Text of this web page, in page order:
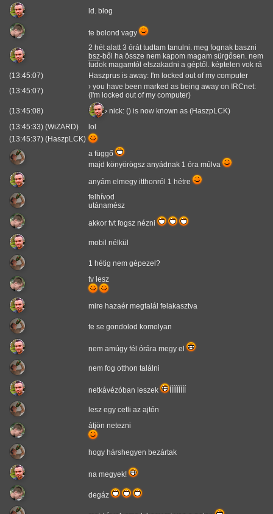
ld. blog
te bolond vagy
2 hét alatt 3 órát tudtam tanulni. meg fognak baszni
bsz-ből ha össze nem kapom magam sürgősen. nem
tudok magamtól elszakadni a géptől. képtelen vok rá
(13:45:07)
Haszprus is away: I'm locked out of my computer
(13:45:07)
› you have been marked as being away on IRCnet:
(I'm locked out of my computer)
(13:45:08)
› nick: () is now known as (HaszpLCK)
(13:45:33) (WiZARD)
lol
(13:45:37) (HaszpLCK)
a függő
majd könyörögsz anyádnak 1 óra múlva
anyám elmegy itthonról 1 hétre
felhívod
utánamész
akkor tvt fogsz nézni
mobil nélkül
1 hétig nem gépezel?
tv lesz
mire hazaér megtalál felakasztva
te se gondolod komolyan
nem amúgy fél órára megy el
nem fog otthon találni
netkávézóban leszek ÍÍÍÍÍÍÍÍÍ
lesz egy cetli az ajtón
átjön netezni
hogy hárshegyen bezártak
na megyek!
degáz